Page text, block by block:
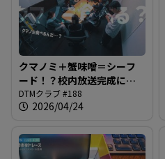
クマノミ＋蟹味噌＝シーフ
ード！？校内放送完成に向
けての会議の予定が日常女
子トークのような様相に＠
DTMクラブ #188
2026/04/24